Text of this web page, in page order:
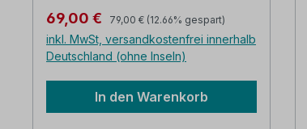
45 x 25 cm Die Lieferung erfolgt
im Karton verpackt
Verkaufspreis:
69,00 € Regulärer Preis:
79,00 € (12.66% gespart)
inkl. MwSt, versandkostenfrei innerhalb
Deutschland (ohne Inseln)
In den Warenkorb